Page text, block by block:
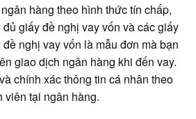
hàng theo hình thức tín chấp,
giấy đề nghị vay vốn và các giấy
nghị vay vốn là mẫu đơn mà bạn
giao dịch ngân hàng khi đến vay.
chính xác thông tin cá nhân theo
viên tại ngân hàng.